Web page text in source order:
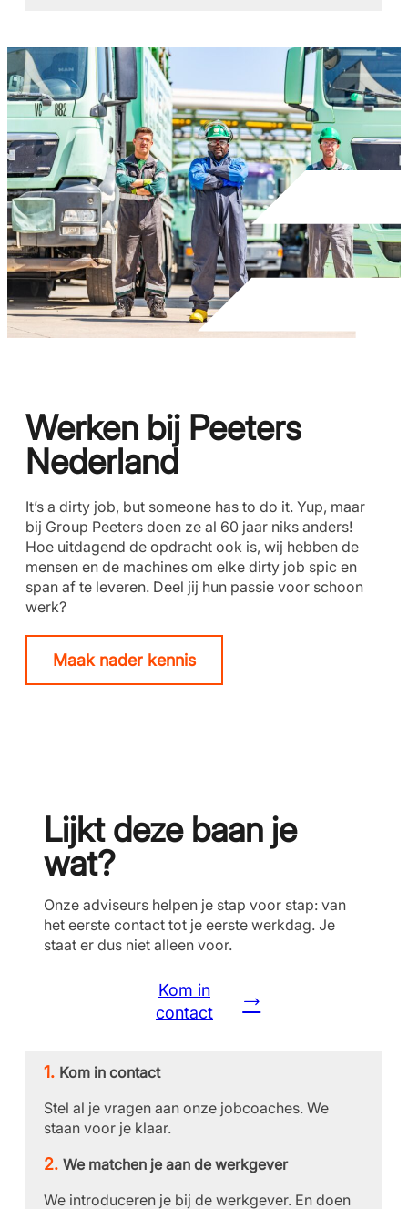
Werken bij Peeters
Nederland
It’s a dirty job, but someone has to do it. Yup, maar
bij Group Peeters doen ze al 60 jaar niks anders!
Hoe uitdagend de opdracht ook is, wij hebben de
mensen en de machines om elke dirty job spic en
span af te leveren. Deel jij hun passie voor schoon
werk?
Maak nader kennis
Lijkt deze baan je
wat?
Onze adviseurs helpen je stap voor stap: van
het eerste contact tot je eerste werkdag. Je
staat er dus niet alleen voor.
Kom in
contact
Kom in contact
Stel al je vragen aan onze jobcoaches. We
staan voor je klaar.
We matchen je aan de werkgever
We introduceren je bij de werkgever. En doen